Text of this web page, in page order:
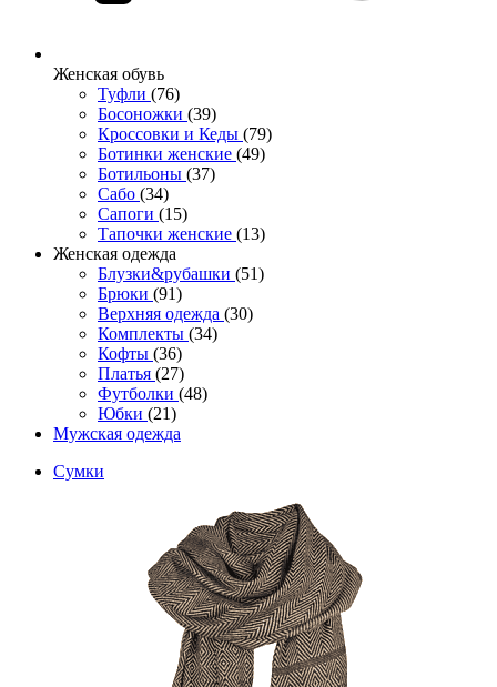
Женcкая обувь
Туфли (76)
Босоножки (39)
Кроссовки и Кеды (79)
Ботинки женские (49)
Ботильоны (37)
Сабо (34)
Сапоги (15)
Тапочки женские (13)
Женская одежда
Блузки&рубашки (51)
Брюки (91)
Верхняя одежда (30)
Комплекты (34)
Кофты (36)
Платья (27)
Футболки (48)
Юбки (21)
Мужская одежда
Сумки